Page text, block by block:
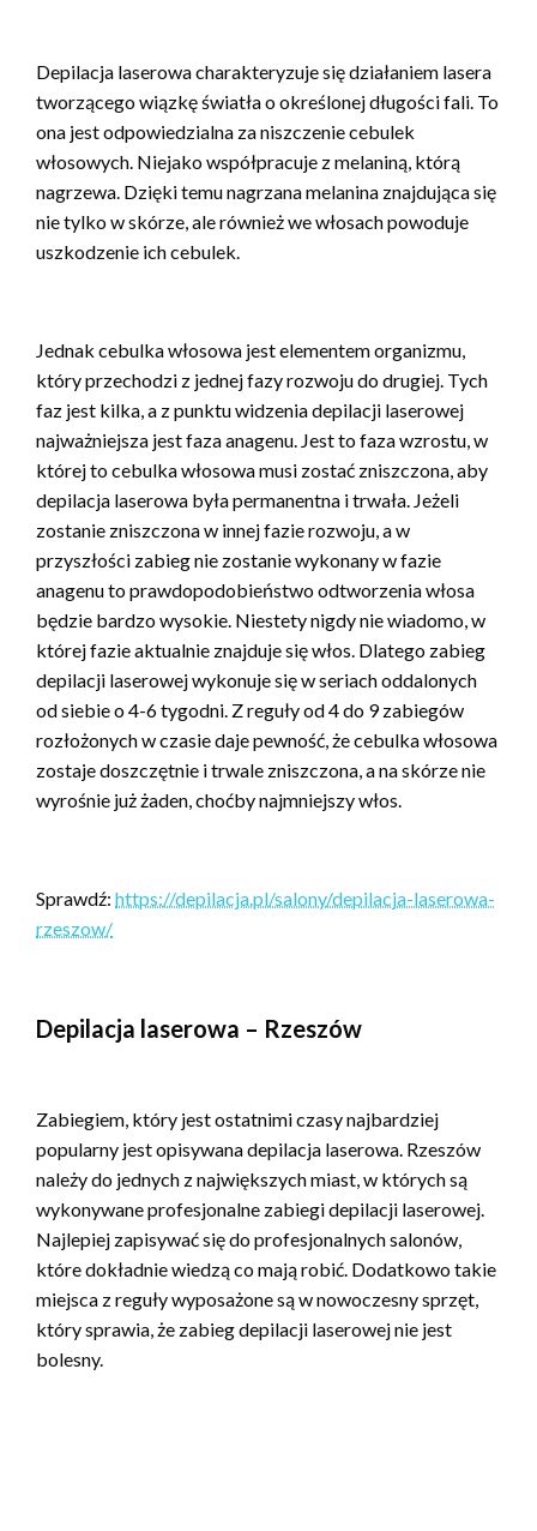
Depilacja laserowa charakteryzuje się działaniem lasera
tworzącego wiązkę światła o określonej długości fali. To
ona jest odpowiedzialna za niszczenie cebulek
włosowych. Niejako współpracuje z melaniną, którą
nagrzewa. Dzięki temu nagrzana melanina znajdująca się
nie tylko w skórze, ale również we włosach powoduje
uszkodzenie ich cebulek.
Jednak cebulka włosowa jest elementem organizmu,
który przechodzi z jednej fazy rozwoju do drugiej. Tych
faz jest kilka, a z punktu widzenia depilacji laserowej
najważniejsza jest faza anagenu. Jest to faza wzrostu, w
której to cebulka włosowa musi zostać zniszczona, aby
depilacja laserowa była permanentna i trwała. Jeżeli
zostanie zniszczona w innej fazie rozwoju, a w
przyszłości zabieg nie zostanie wykonany w fazie
anagenu to prawdopodobieństwo odtworzenia włosa
będzie bardzo wysokie. Niestety nigdy nie wiadomo, w
której fazie aktualnie znajduje się włos. Dlatego zabieg
depilacji laserowej wykonuje się w seriach oddalonych
od siebie o 4-6 tygodni. Z reguły od 4 do 9 zabiegów
rozłożonych w czasie daje pewność, że cebulka włosowa
zostaje doszczętnie i trwale zniszczona, a na skórze nie
wyrośnie już żaden, choćby najmniejszy włos.
Sprawdź: https://depilacja.pl/salony/depilacja-laserowa-
rzeszow/
Depilacja laserowa – Rzeszów
Zabiegiem, który jest ostatnimi czasy najbardziej
popularny jest opisywana depilacja laserowa. Rzeszów
należy do jednych z największych miast, w których są
wykonywane profesjonalne zabiegi depilacji laserowej.
Najlepiej zapisywać się do profesjonalnych salonów,
które dokładnie wiedzą co mają robić. Dodatkowo takie
miejsca z reguły wyposażone są w nowoczesny sprzęt,
który sprawia, że zabieg depilacji laserowej nie jest
bolesny.